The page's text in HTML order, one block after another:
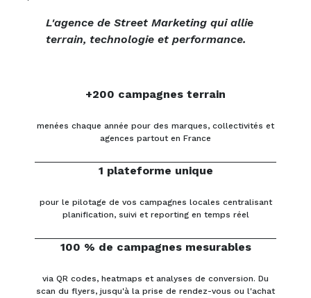
L'agence de Street Marketing qui allie
terrain, technologie et performance.
+200 campagnes terrain
menées chaque année pour des marques, collectivités et
agences partout en France
1 plateforme unique
pour le pilotage de vos campagnes locales centralisant
planification, suivi et reporting en temps réel
100 % de campagnes mesurables
via QR codes, heatmaps et analyses de conversion. Du
scan du flyers, jusqu'à la prise de rendez-vous ou l'achat